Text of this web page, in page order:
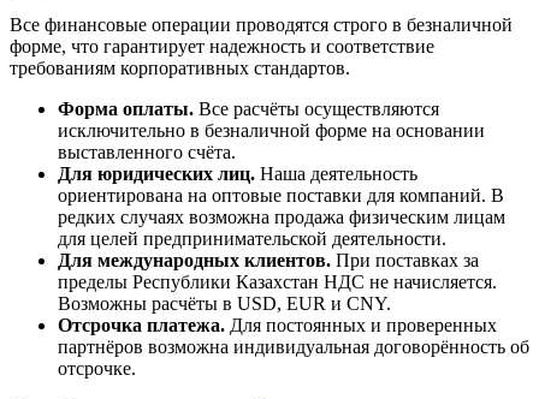
Все финансовые операции проводятся строго в безналичной
форме, что гарантирует надежность и соответствие
требованиям корпоративных стандартов.
Форма оплаты. Все расчёты осуществляются
исключительно в безналичной форме на основании
выставленного счёта.
Для юридических лиц. Наша деятельность
ориентирована на оптовые поставки для компаний. В
редких случаях возможна продажа физическим лицам
для целей предпринимательской деятельности.
Для международных клиентов. При поставках за
пределы Республики Казахстан НДС не начисляется.
Возможны расчёты в USD, EUR и CNY.
Отсрочка платежа. Для постоянных и проверенных
партнёров возможна индивидуальная договорённость об
отсрочке.